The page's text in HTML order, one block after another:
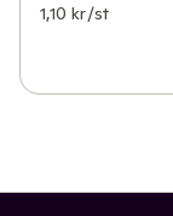
1,10 kr /st